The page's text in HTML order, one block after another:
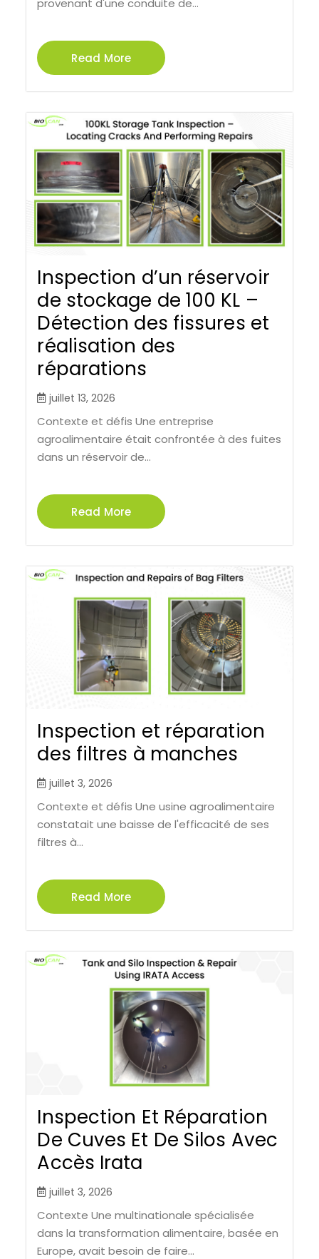
Read More
Inspection d’un réservoir
de stockage de 100 KL –
Détection des fissures et
réalisation des
réparations
juillet 13, 2026
Contexte et défis Une entreprise
agroalimentaire était confrontée à des fuites
dans un réservoir de...
Read More
Inspection et réparation
des filtres à manches
juillet 3, 2026
Contexte et défis Une usine agroalimentaire
constatait une baisse de l'efficacité de ses
filtres à...
Read More
Inspection Et Réparation
De Cuves Et De Silos Avec
Accès Irata
juillet 3, 2026
Contexte Une multinationale spécialisée
dans la transformation alimentaire, basée en
Europe, avait besoin de faire...